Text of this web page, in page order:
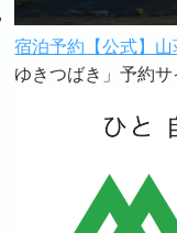
宿泊予約【公式】山
ゆきつばき」予約サ